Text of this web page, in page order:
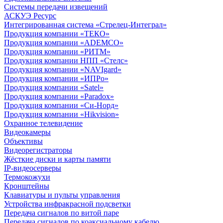
Системы передачи извещений
АСКУЭ Ресурс
Интегрированная система «Стрелец-Интеграл»
Продукция компании «ТЕКО»
Продукция компании «ADEMCO»
Продукция компании «РИТМ»
Продукция компании НПП «Стелс»
Продукция компании «NAVIgard»
Продукция компании «ИПРо»
Продукция компании «Satel»
Продукция компании «Paradox»
Продукция компании «Си-Норд»
Продукция компании «Hikvision»
Охранное телевидение
Видеокамеры
Объективы
Видеорегистраторы
Жёсткие диски и карты памяти
IP-видеосерверы
Термокожухи
Кронштейны
Клавиатуры и пульты управления
Устройства инфракрасной подсветки
Передача сигналов по витой паре